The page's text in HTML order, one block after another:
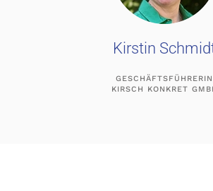
Kirstin
GESCHÄFTSFÜHRERIN
KIRSCH KONKRET